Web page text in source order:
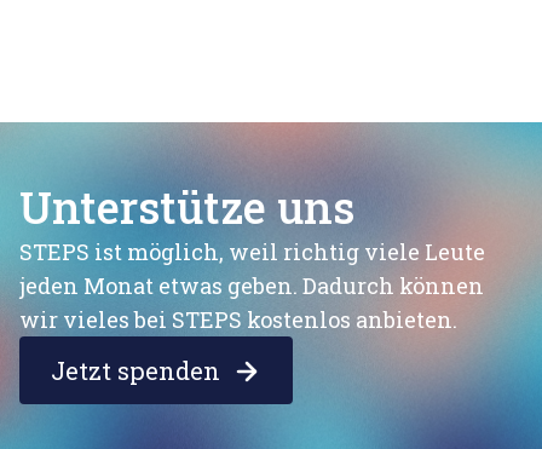
Unterstütze uns
STEPS ist möglich, weil richtig viele Leute
jeden Monat etwas geben. Dadurch können
wir vieles bei STEPS kostenlos anbieten.
Jetzt spenden